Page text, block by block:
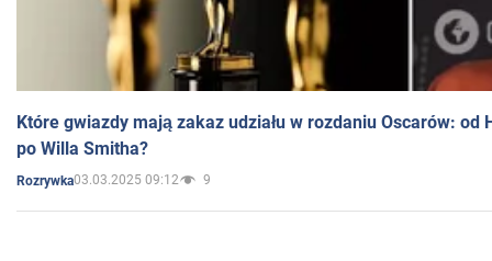
Które gwiazdy mają zakaz udziału w rozdaniu Oscarów: od
po Willa Smitha?
Rozrywka03.03.2025 09:12 9